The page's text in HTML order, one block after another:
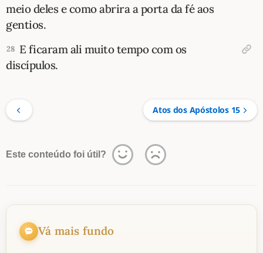
meio deles e como abrira a porta da fé aos
gentios.
28 E ficaram ali muito tempo com os
discípulos.
Atos dos Apóstolos 15
Este conteúdo foi útil?
Vá mais fundo